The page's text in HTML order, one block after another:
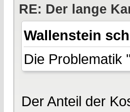
RE: Der lange
Wallenstein
Die Problematik
Der Anteil der